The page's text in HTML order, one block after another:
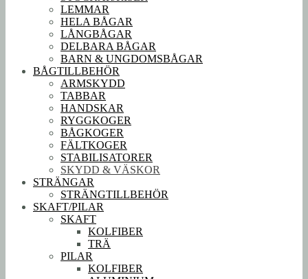
LEMMAR
HELA BÅGAR
LÅNGBÅGAR
DELBARA BÅGAR
BARN & UNGDOMSBÅGAR
BÅGTILLBEHÖR
ARMSKYDD
TABBAR
HANDSKAR
RYGGKOGER
BÅGKOGER
FÄLTKOGER
STABILISATORER
SKYDD & VÄSKOR
STRÄNGAR
STRÄNGTILLBEHÖR
SKAFT/PILAR
SKAFT
KOLFIBER
TRÄ
PILAR
KOLFIBER